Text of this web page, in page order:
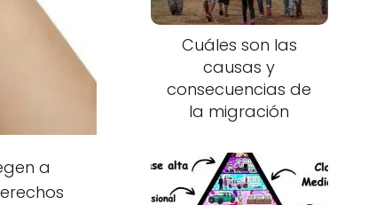
a
Cuáles son las
causas y
consecuencias de
la migración